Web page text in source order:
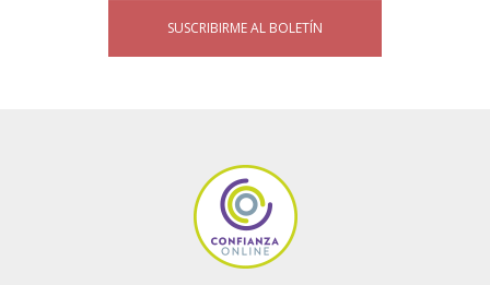
SUSCRIBIRME AL BOLETÍN